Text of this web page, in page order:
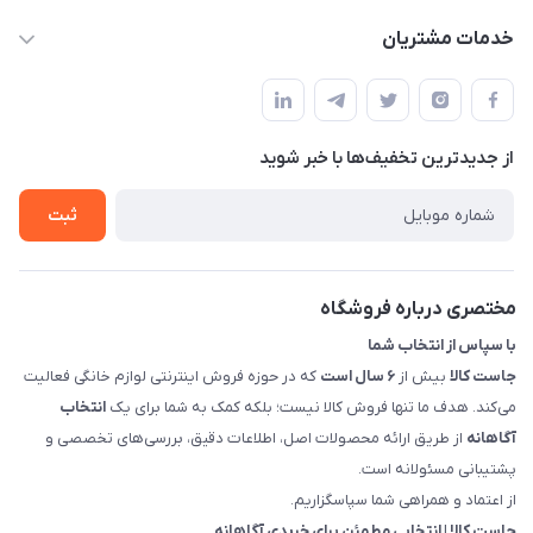
سمت چپ (فروشگاه صوتی عباسی) - "تحویل حضوری فقط با
هماهنگی"
لیست محصولات
حساب کاربری
تماس با ما
خدمات مشتریان
راهنما
پرسش های شما
شرایط و ضوابط گارانتی
روش های بازگرداندن کالا
از جدید‌ترین تخفیف‌ها با‌ خبر شوید
ثبت
مختصری درباره فروشگاه
با سپاس از انتخاب شما
جاست کالا بیش از ۶ سال است
که در حوزه فروش اینترنتی لوازم خانگی فعالیت
می‌کند. هدف ما تنها فروش کالا نیست؛ بلکه کمک به شما برای یک انتخاب
آگاهانه از طریق ارائه محصولات اصل، اطلاعات دقیق، بررسی‌های تخصصی و
پشتیبانی مسئولانه است.
از اعتماد و همراهی شما سپاسگزاریم.